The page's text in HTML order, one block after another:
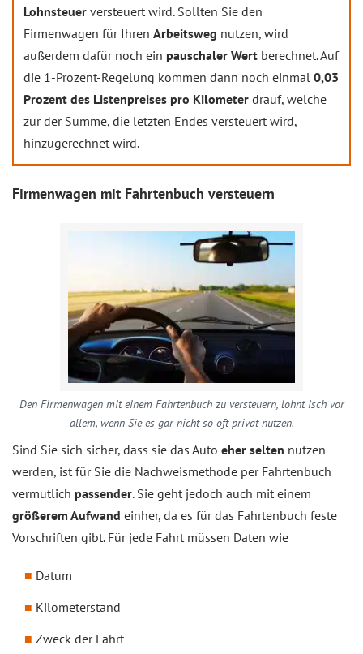
Lohnsteuer versteuert wird. Sollten Sie den
Firmenwagen für Ihren Arbeitsweg nutzen, wird
außerdem dafür noch ein pauschaler Wert berechnet. Auf
die 1-Prozent-Regelung kommen dann noch einmal 0,03
Prozent des Listenpreises pro Kilometer drauf, welche
zur der Summe, die letzten Endes versteuert wird,
hinzugerechnet wird.
Firmenwagen mit Fahrtenbuch versteuern
Den Firmenwagen mit einem Fahrtenbuch zu versteuern, lohnt isch vor
allem, wenn Sie es gar nicht so oft privat nutzen.
Sind Sie sich sicher, dass sie das Auto eher selten nutzen
werden, ist für Sie die Nachweismethode per Fahrtenbuch
vermutlich passender. Sie geht jedoch auch mit einem
größerem Aufwand einher, da es für das Fahrtenbuch feste
Vorschriften gibt. Für jede Fahrt müssen Daten wie
Datum
Kilometerstand
Zweck der Fahrt